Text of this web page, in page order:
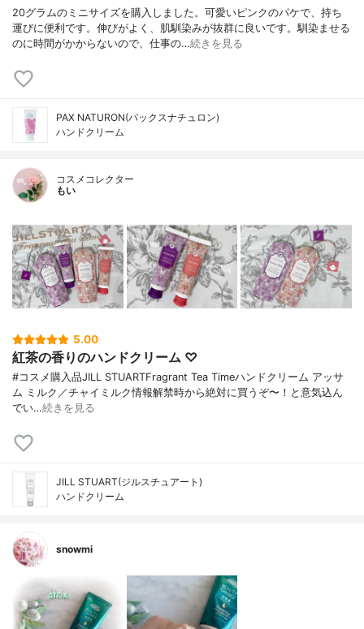
20グラムのミニサイズを購入しました。可愛いピンクのパケで、持ち
運びに便利です。伸びがよく、肌馴染みが抜群に良いです。馴染ませる
のに時間がかからないので、仕事の…続きを見る
PAX NATURON(パックスナチュロン)
ハンドクリーム
コスメコレクター
もい
5.00
紅茶の香りのハンドクリーム ♡
#コスメ購入品JILL STUARTFragrant Tea Timeハンドクリーム アッサ
ム ミルク／チャイミルク情報解禁時から絶対に買うぞ〜！と意気込ん
でい…続きを見る
JILL STUART(ジルスチュアート)
ハンドクリーム
snowmi